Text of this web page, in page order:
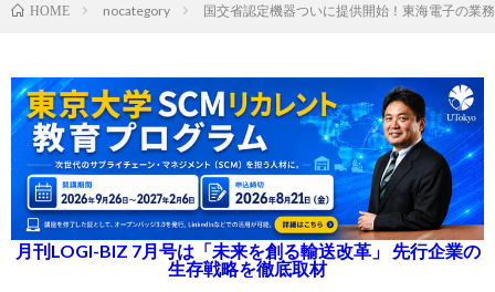
HOME nocategory 国交省認定機器ついに提供開始！東海電子の業
月刊LOGI-BIZ 7月号は「未来を創る輸送改革」 先行企業の
生存戦略を徹底取材